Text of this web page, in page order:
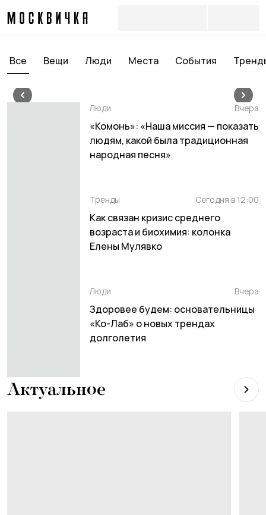
Все Вещи Люди Места События
Люди
Что в отпускной
косметичке дизайнера
Галины Юдашкиной
Люди Вчера
«Комонь»: «Наша миссия — показать
людям, какой была традиционная
народная песня»
Тренды Сегодня в 12:00
Как связан кризис среднего
возраста и биохимия: колонка
Елены Мулявко
Люди Вчера
Здоровее будем: основательницы
«Ко-Лаб» о новых трендах
долголетия
Актуальное